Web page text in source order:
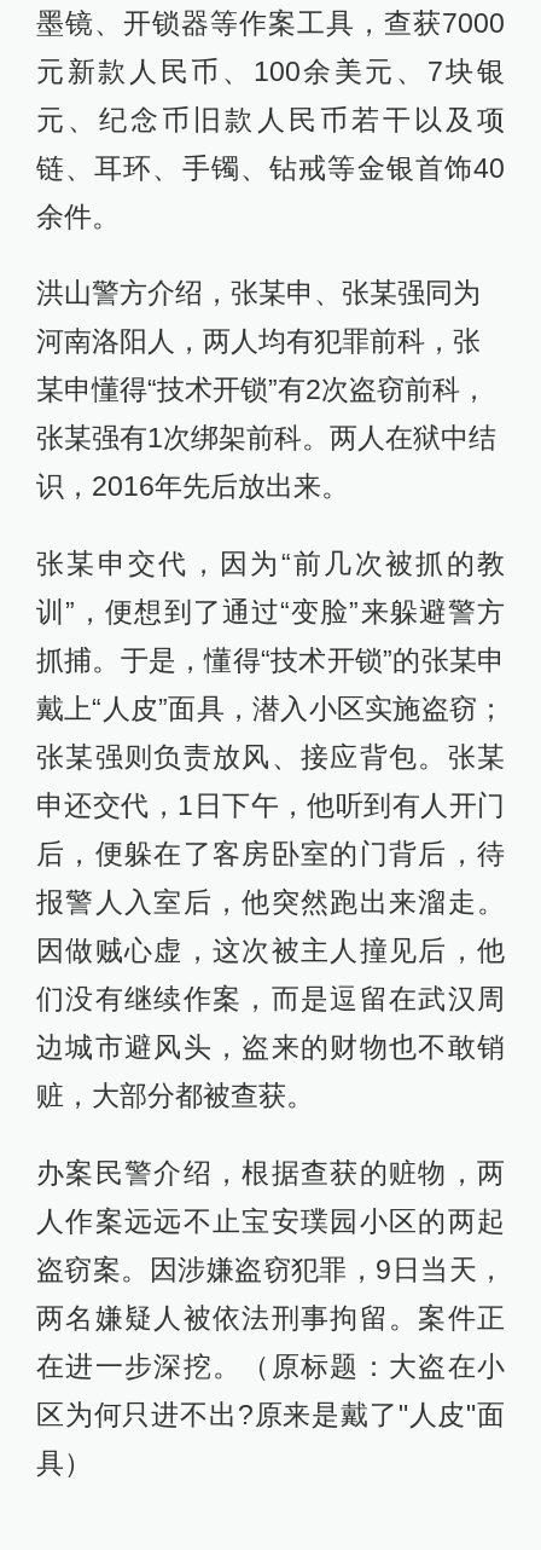
墨镜、开锁器等作案工具，查获7000
元新款人民币、100余美元、7块银
元、纪念币旧款人民币若干以及项
链、耳环、手镯、钻戒等金银首饰40
余件。
洪山警方介绍，张某申、张某强同为
河南洛阳人，两人均有犯罪前科，张
某申懂得“技术开锁”有2次盗窃前科，
张某强有1次绑架前科。两人在狱中结
识，2016年先后放出来。
张某申交代，因为“前几次被抓的教
训”，便想到了通过“变脸”来躲避警方
抓捕。于是，懂得“技术开锁”的张某申
戴上“人皮”面具，潜入小区实施盗窃；
张某强则负责放风、接应背包。张某
申还交代，1日下午，他听到有人开门
后，便躲在了客房卧室的门背后，待
报警人入室后，他突然跑出来溜走。
因做贼心虚，这次被主人撞见后，他
们没有继续作案，而是逗留在武汉周
边城市避风头，盗来的财物也不敢销
赃，大部分都被查获。
办案民警介绍，根据查获的赃物，两
人作案远远不止宝安璞园小区的两起
盗窃案。因涉嫌盗窃犯罪，9日当天，
两名嫌疑人被依法刑事拘留。案件正
在进一步深挖。（原标题：大盗在小
区为何只进不出?原来是戴了"人皮"面
具）